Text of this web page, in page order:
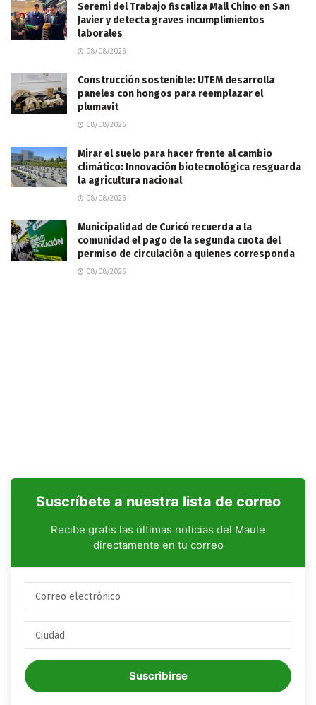
Seremi del Trabajo fiscaliza Mall Chino en San
Javier y detecta graves incumplimientos
laborales
08/08/2026
Construcción sostenible: UTEM desarrolla
paneles con hongos para reemplazar el
plumavit
08/08/2026
Mirar el suelo para hacer frente al cambio
climático: Innovación biotecnológica resguarda
la agricultura nacional
08/08/2026
Municipalidad de Curicó recuerda a la
comunidad el pago de la segunda cuota del
permiso de circulación a quienes corresponda
08/08/2026
Suscríbete a nuestra lista de correo
Recibe gratis las últimas noticias del Maule
directamente en tu correo
Suscribirse